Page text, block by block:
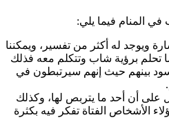
في المنام فيما يلي:
ويوجد له أكثر من تفسير، ويمكننا
تحلم برؤية شاب وتتكلم معه فذلك
بينهم حيث إنهم سيرتبطون في
على أن أحد ما يتربص لها، وكذلك
الأشخاص الفتاة تفكر فيه بكثرة